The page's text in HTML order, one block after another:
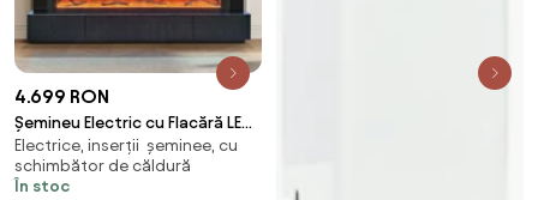
4.699 RON
Șemineu Electric cu Flacără LED
în 7 Culori, Comodă TV,
Bluetooth, Difuzoare
Integrate, Iluminare LED
Electrice, inserții șeminee, cu
schimbător de căldură
În stoc